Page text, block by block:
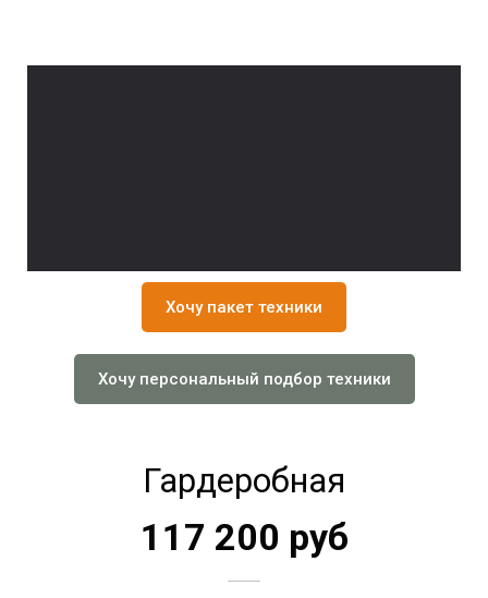
Хочу пакет техники
Хочу персональный подбор техники
Гардеробная
117 200 руб